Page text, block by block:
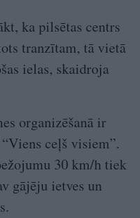
ka pilsētas centrs
tranzītam, tā vietā
ielas, skaidroja
organizēšanā ir
ceļš visiem”.
30 km/h tiek
gājēju ietves un